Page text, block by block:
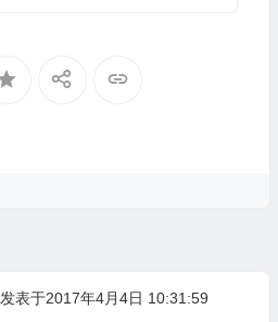
发表于2017年4月4日 10:31:59